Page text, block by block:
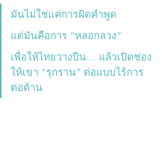
มันไม่ใช่แค่การผิดคำพูด
แต่มันคือการ “หลอกลวง”
เพื่อให้ไทยวางปืน… แล้วเปิดช่อง
ให้เขา “รุกราน” ต่อแบบไร้การ
ต่อต้าน